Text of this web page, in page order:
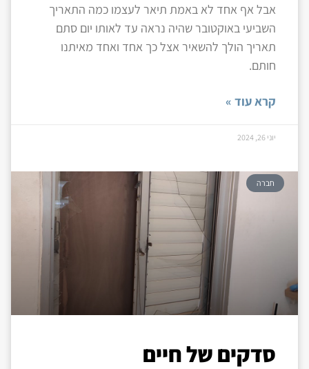
אבל אף אחד לא באמת תיאר לעצמו כמה התאריך
השביעי באוקטובר שהיה נראה עד לאותו יום סתם
תאריך הולך להשאיר אצל כך אחד ואחד מאיתנו
חותם.
קרא עוד »
יוני 26, 2024
חברה
סדקים של חיים